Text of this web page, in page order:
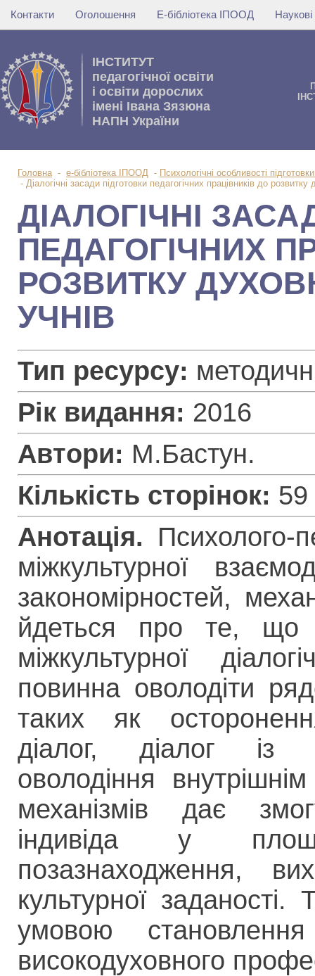
Контакти Оголошення Е-бібліотека ІПООД
IНСТИТУТ
педагогічної освіти
i освiти дорослих
імені Івана Зязюна
НАПН України
Головна- е-бібліотека ІПООД - Психологічні особливості
- Діалогічні засади підготовки педагогічних працівників до
ДІАЛОГІЧНІ
ПЕДАГОГІЧНИХ
РОЗВИТКУ
УЧНІВ
Тип ресурсу:
Рік видання: 2016
Автори: М.Бастун.
Кількість сторінок: 59
Анотація. Психолого-
міжкультурної
закономірностей,
йдеться про те, що
міжкультурної
повинна оволодіти
таких як
діалог, діалог із
оволодіння
механізмів дає
індивіда у
позазнаходження,
культурної заданості.
умовою
високодуховного